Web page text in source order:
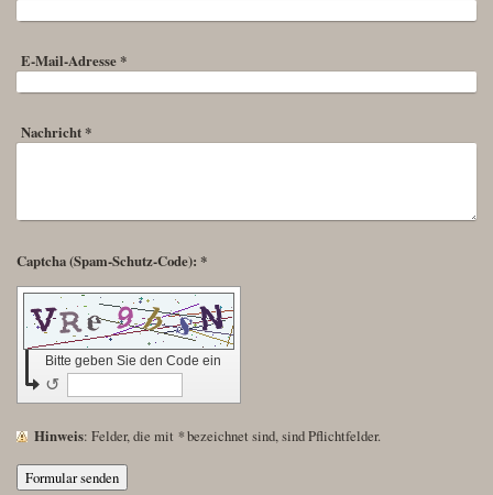
E-Mail-Adresse*
Nachricht*
Captcha (Spam-Schutz-Code): *
Bitte geben Sie den Code ein
↺
Hinweis : Felder, die mit *bezeichnet sind, sind Pflichtfelder.